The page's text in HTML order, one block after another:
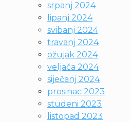
srpanj 2024
lipanj 2024
svibanj 2024
travanj 2024
ožujak 2024
veljača 2024
siječanj 2024
prosinac 2023
studeni 2023
listopad 2023